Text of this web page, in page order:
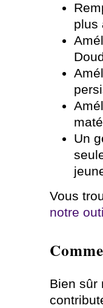
plus
Un
Vous
notre
Bien sûr